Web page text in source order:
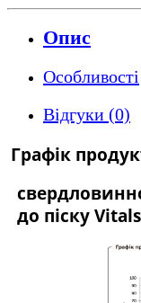
Опис
Особливості
Відгуки (0)
Графік
до піску